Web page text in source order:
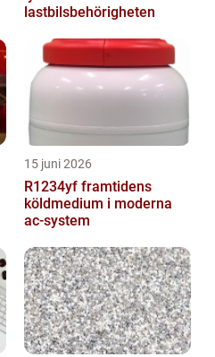
lastbilsbehörigheten
15 juni 2026
R1234yf framtidens
köldmedium i moderna
ac-system